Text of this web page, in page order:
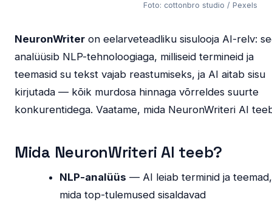
Foto: cottonbro studio / Pexels
NeuronWriter on eelarveteadliku sisulooja AI-relv:
analüüsib NLP-tehnoloogiaga, milliseid termineid ja
teemasid su tekst vajab reastumiseks, ja AI aitab sisu
kirjutada — kõik murdosa hinnaga võrreldes suurte
konkurentidega. Vaatame, mida NeuronWriteri AI
Mida NeuronWriteri AI teeb?
NLP-analüüs — AI leiab terminid ja teemad,
mida top-tulemused sisaldavad